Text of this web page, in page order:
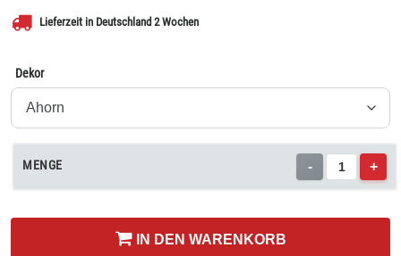
Lieferzeit in Deutschland 2 Wochen
Dekor
MENGE - +
IN DEN WARENKORB